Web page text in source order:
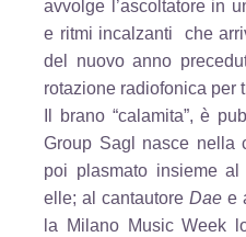
avvolge l’ascoltatore in
e ritmi incalzanti
che
del nuovo anno
rotazione radiofonica per
Il brano “calamita”, è
Group Sagl nasce nella
poi plasmato insieme
elle; al cantautoreDae e
la Milano Music Week